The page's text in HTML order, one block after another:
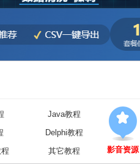
Java教程
Delphi教程
其它教程 影音资源